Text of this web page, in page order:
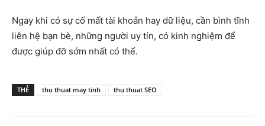
Ngay khi có sự cố mất tài khoản hay dữ liệu, cần bình tĩnh
liên hệ bạn bè, những người uy tín, có kinh nghiệm để
được giúp đỡ sớm nhất có thể.
THẺ thu thuat may tinh thu thuat SEO